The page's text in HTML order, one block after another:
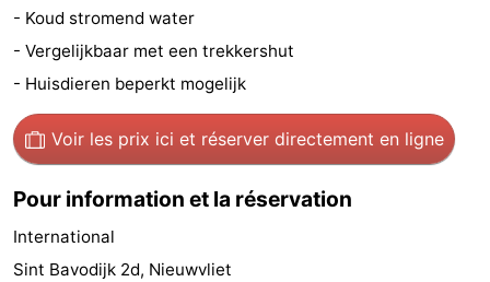
Bad
Zwinhoeve
Hôtels
minutes
Plages
Voir
faire
d'intérêt
-
- Koud stromend water
- Vergelijkbaar met een trekkershut
- Huisdieren beperkt mogelijk
Voir les prix ici et réserver directement en ligne
Pour information et la réservation
International
Sint Bavodijk 2d, Nieuwvliet